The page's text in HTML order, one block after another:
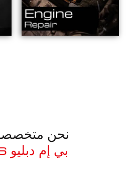
نحن
بي إم دبليو 4.6is